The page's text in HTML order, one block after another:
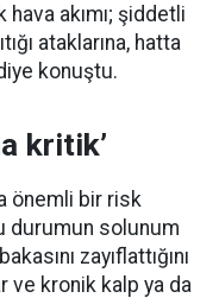
akımı; şiddetli
ataklarına, hatta
konuştu.
kritik’
önemli bir risk
durumun solunum
zayıflattığını
ve kronik kalp ya da